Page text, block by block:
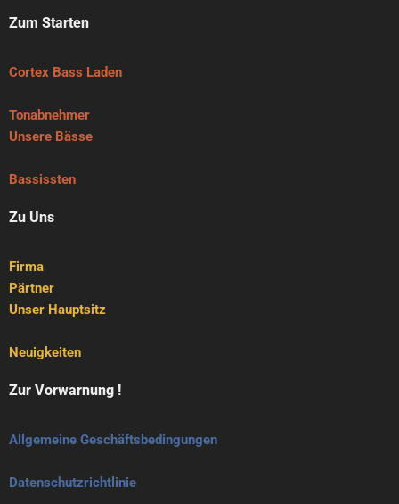
Zum Starten
Cortex Bass Laden
Tonabnehmer
Unsere Bässe
Bassissten
Zu Uns
Firma
Pärtner
Unser Hauptsitz
Neuigkeiten
Zur Vorwarnung !
Allgemeine Geschäftsbedingungen
Datenschutzrichtlinie